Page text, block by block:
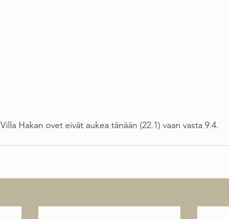
Villa Hakan ovet eivät aukea tänään (22.1) vaan vasta 9.4.